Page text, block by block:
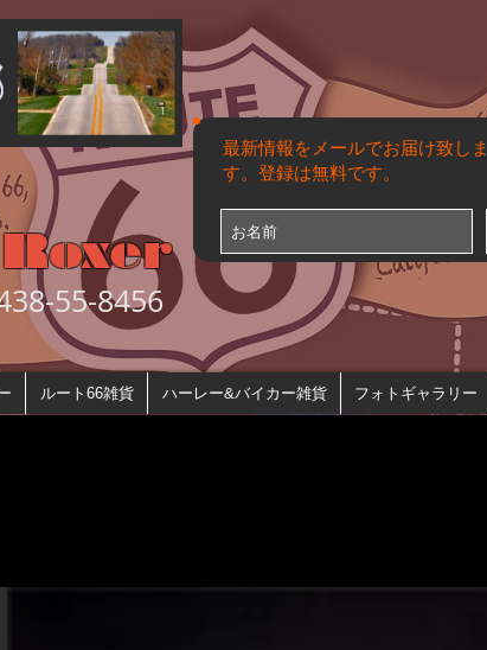
55-8456
最新情報をメールでお届け致しま
す。登録は無料です。
ルート66雑貨 ハーレー&バイカー雑貨 フォトギャラリー